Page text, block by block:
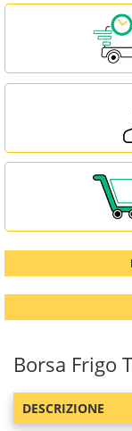
Borsa Frigo
DESCRIZIONE